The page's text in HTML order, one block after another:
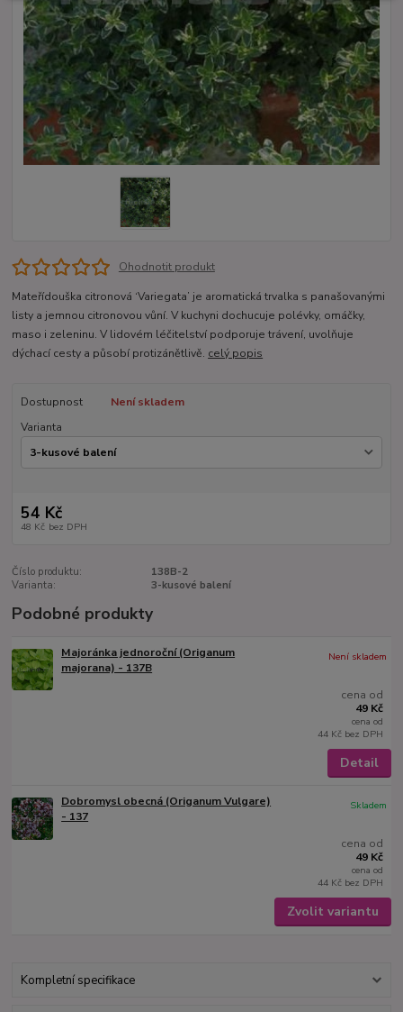
Ohodnotit produkt
Mateřídouška citronová ‘Variegata’ je aromatická trvalka s panašovanými
listy a jemnou citronovou vůní. V kuchyni dochucuje polévky, omáčky,
maso i zeleninu. V lidovém léčitelství podporuje trávení, uvolňuje
dýchací cesty a působí protizánětlivě. celý popis
Dostupnost
Není skladem
Varianta
54 Kč
48 Kč bez DPH
Číslo produktu:
138B-2
Varianta:
3-kusové balení
Podobné produkty
Majoránka jednoroční (Origanum
majorana) - 137B
cena od
49 Kč
cena od
44 Kč bez DPH
Není skladem
Detail
Dobromysl obecná (Origanum Vulgare)
- 137
cena od
49 Kč
cena od
44 Kč bez DPH
Skladem
Zvolit variantu
Kompletní specifikace